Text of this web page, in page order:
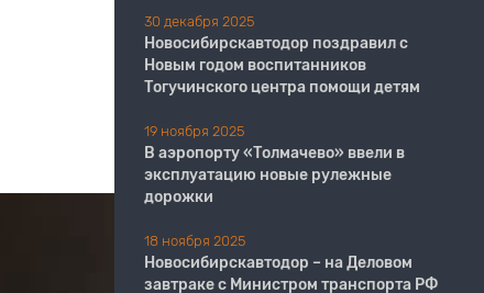
30 декабря 2025
Новосибирскавтодор поздравил с
Новым годом воспитанников
Тогучинского центра помощи детям
19 ноября 2025
В аэропорту «Толмачево» ввели в
эксплуатацию новые рулежные
дорожки
18 ноября 2025
Новосибирскавтодор – на Деловом
завтраке с Министром транспорта РФ